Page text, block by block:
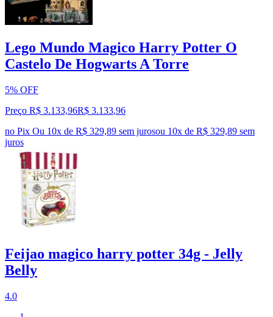
Lego Mundo Magico Harry Potter O
Castelo De Hogwarts A Torre
5% OFF
Preço R$ 3.133,96R$ 3.133,96
no Pix Ou 10x de R$ 329,89 sem jurosou 10x de R$ 329,89 sem
juros
Feijao magico harry potter 34g - Jelly
Belly
4.0